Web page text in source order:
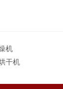
机
干机